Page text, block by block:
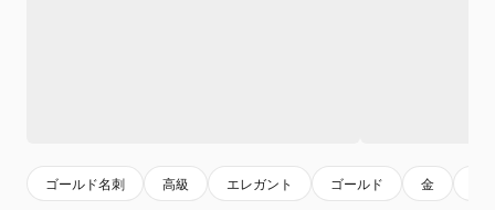
ゴールド名刺 高級 エレガント ゴールド 金